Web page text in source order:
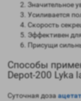
Значительное
Усиливается
Скорость
Эффективен
Присущи
Способы
Depot-200 Lyka
Суточная доза